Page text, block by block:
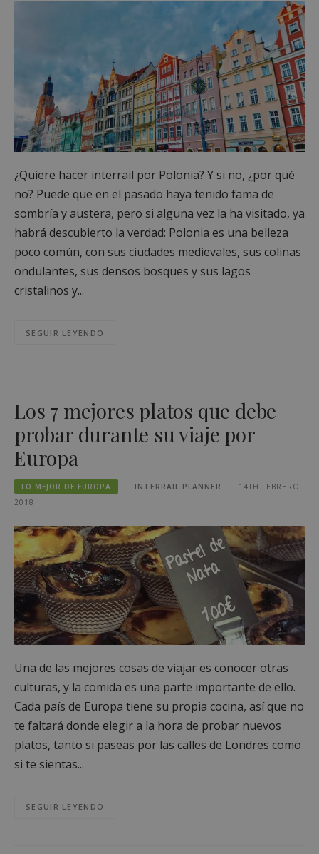
¿Quiere hacer interrail por Polonia? Y si no, ¿por qué
no? Puede que en el pasado haya tenido fama de
sombría y austera, pero si alguna vez la ha visitado, ya
habrá descubierto la verdad: Polonia es una belleza
poco común, con sus ciudades medievales, sus colinas
ondulantes, sus densos bosques y sus lagos
cristalinos y...
SEGUIR LEYENDO
Los 7 mejores platos que debe
probar durante su viaje por
Europa
LO MEJOR DE EUROPA INTERRAIL PLANNER
14TH FEBRERO
2018
Una de las mejores cosas de viajar es conocer otras
culturas, y la comida es una parte importante de ello.
Cada país de Europa tiene su propia cocina, así que no
te faltará donde elegir a la hora de probar nuevos
platos, tanto si paseas por las calles de Londres como
si te sientas...
SEGUIR LEYENDO